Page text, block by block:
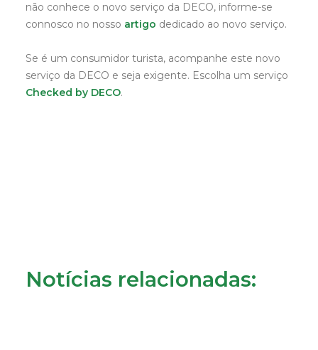
não conhece o novo serviço da DECO, informe-se
connosco no nosso artigo dedicado ao novo serviço.
Se é um consumidor turista, acompanhe este novo
serviço da DECO e seja exigente. Escolha um serviço
Checked by DECO.
Notícias relacionadas: